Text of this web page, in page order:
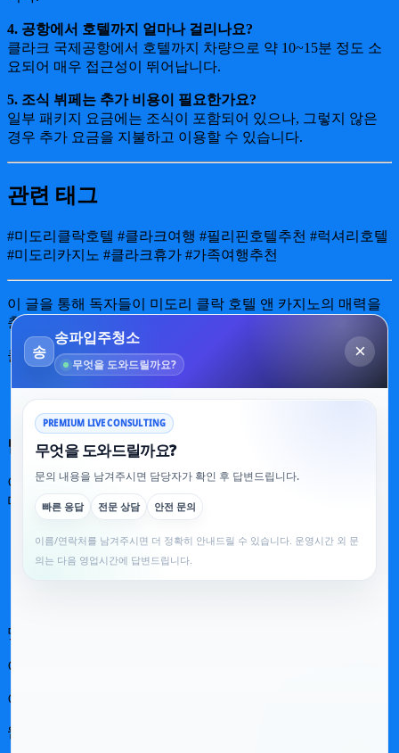
4. 공항에서 호텔까지 얼마나 걸리나요?
클라크 국제공항에서 호텔까지 차량으로 약 10~15분 정도 소
요되어 매우 접근성이 뛰어납니다.
5. 조식 뷔페는 추가 비용이 필요한가요?
일부 패키지 요금에는 조식이 포함되어 있으나, 그렇지 않은
경우 추가 요금을 지불하고 이용할 수 있습니다.
관련 태그
#미도리클락호텔 #클라크여행 #필리핀호텔추천 #럭셔리호텔
#미도리카지노 #클라크휴가 #가족여행추천
이 글을 통해 독자들이 미도리 클락 호텔 앤 카지노의 매력을
충분히 느꼈기를 바랍니다! 🎉
클라크에서 만나는 최고급 호텔 미도리 클락
←클라크의 럭셔리 휴식 명소, 미도리 호텔
답글 남기기
이메일 주소는 공개되지 않습니다. 필수 필드는
다
댓글
이름
이메일
웹사이트